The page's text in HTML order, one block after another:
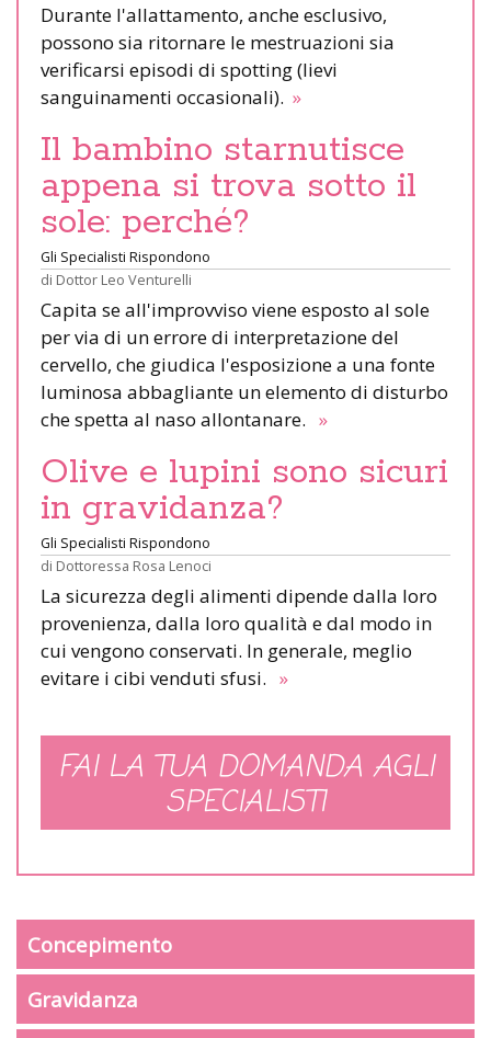
Durante l'allattamento, anche esclusivo,
possono sia ritornare le mestruazioni sia
verificarsi episodi di spotting (lievi
sanguinamenti occasionali). »
Il bambino starnutisce
appena si trova sotto il
sole: perché?
Gli Specialisti Rispondono
di Dottor Leo Venturelli
Capita se all'improvviso viene esposto al sole
per via di un errore di interpretazione del
cervello, che giudica l'esposizione a una fonte
luminosa abbagliante un elemento di disturbo
che spetta al naso allontanare. »
Olive e lupini sono sicuri
in gravidanza?
Gli Specialisti Rispondono
di Dottoressa Rosa Lenoci
La sicurezza degli alimenti dipende dalla loro
provenienza, dalla loro qualità e dal modo in
cui vengono conservati. In generale, meglio
evitare i cibi venduti sfusi. »
FAI LA TUA DOMANDA AGLI
SPECIALISTI
Concepimento
Gravidanza